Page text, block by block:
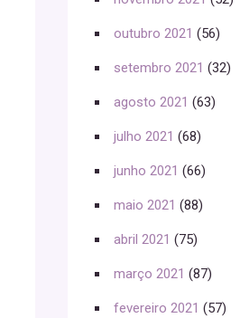
outubro 2021 (56)
setembro 2021 (32)
agosto 2021 (63)
julho 2021 (68)
junho 2021 (66)
maio 2021 (88)
abril 2021 (75)
março 2021 (87)
fevereiro 2021 (57)